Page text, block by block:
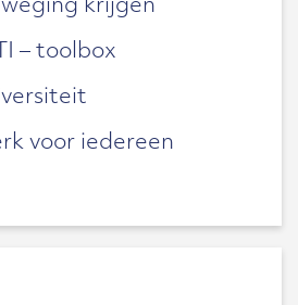
krijgen
– toolbox
voor iedereen